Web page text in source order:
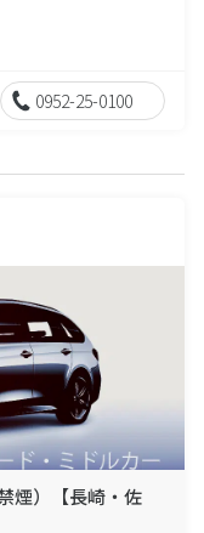
0952-25-0100
煙）【長崎・佐